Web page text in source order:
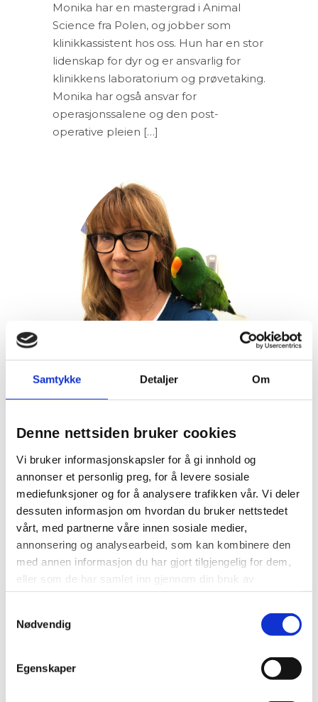
Samtykke Detaljer Om
Denne nettsiden bruker cookies
Vi bruker informasjonskapsler for å gi innhold og
annonser et personlig preg, for å levere sosiale
mediefunksjoner og for å analysere trafikken vår. Vi deler
dessuten informasjon om hvordan du bruker nettstedet
vårt, med partnerne våre innen sosiale medier,
annonsering og analysearbeid, som kan kombinere den
med annen informasjon du har gjort tilgjengelig for dem,
eller som de har samlet inn gjennom din bruk av
tjenestene deres.
Nødvendig
Egenskaper
Monika har en mastergrad i Animal
Science fra Polen, og jobber som
klinikkassistent hos oss. Hun har en stor
lidenskap for dyr og er ansvarlig for
klinikkens laboratorium og prøvetaking.
Monika har også ansvar for
operasjonssalene og den post-
operative pleien […]
ANNE CHRISTINE STEEN
Anne Christine, bedre kjent som Tine
på klinikken har lang erfaring med dyr,
og driver selv oppdrett av engelsk
setter og jack russel terrier. Hun har
arbeidet som assistent ved klinikken i
lang tid og er et solid medlem av […]